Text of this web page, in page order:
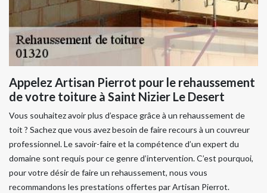
Appelez Artisan Pierrot pour le rehaussement
de votre toiture à Saint Nizier Le Desert
Vous souhaitez avoir plus d’espace grâce à un rehaussement de
toit ? Sachez que vous avez besoin de faire recours à un couvreur
professionnel. Le savoir-faire et la compétence d’un expert du
domaine sont requis pour ce genre d’intervention. C’est pourquoi,
pour votre désir de faire un rehaussement, nous vous
recommandons les prestations offertes par Artisan Pierrot.